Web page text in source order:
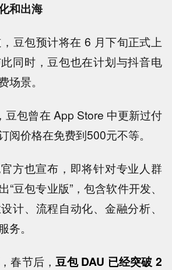
和出海
豆包预计将在 6 月下旬正式上
同时，豆包也在计划与抖音电
场景。
豆包曾在 App Store 中更新过付
阅价格在免费到500元不等。
方也宣布，即将针对专业人群
“豆包专业版”，包含软件开发、
计、流程自动化、金融分析、
务。
春节后，豆包 DAU 已经突破 2